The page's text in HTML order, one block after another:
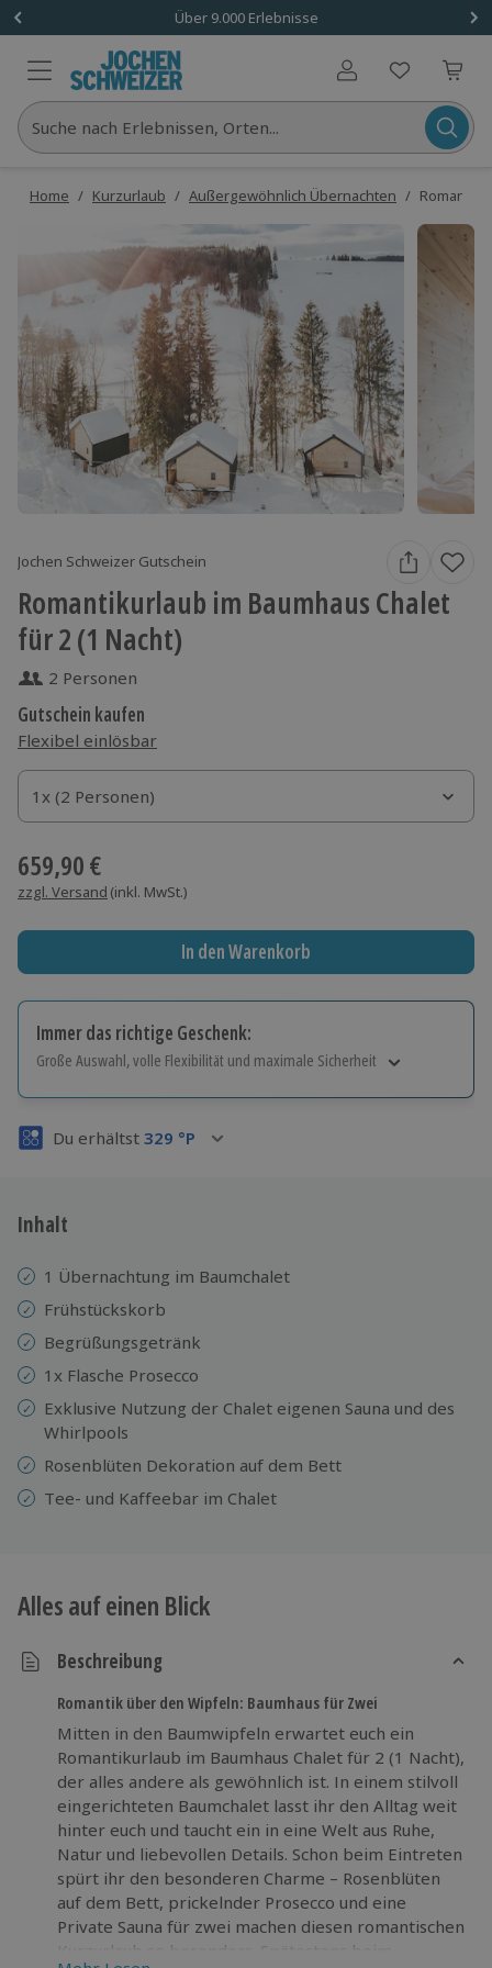
Über 9.000 Erlebnisse
Benutzerkonto
Suche nach Erlebnissen, Orten...
Home / Kurzurlaub / Außergewöhnlich Übernachten /
Jochen Schweizer Gutschein
Romantikurlaub im Baumhaus Chalet
für 2 (1 Nacht)
2 Personen
Gutschein kaufen
Flexibel einlösbar
1x (2 Personen)
1x (2 Personen)
1x (2 Personen)
659,90 €
zzgl. Versand (inkl. MwSt.)
In den Warenkorb
Immer das richtige Geschenk:
Große Auswahl, volle Flexibilität und maximale Sicherheit
Volle Flexibilität
3 Jahre gültig & verlängerbar.
Du erhältst 329 °P
Inhalt
1 Übernachtung im Baumchalet
Frühstückskorb
Begrüßungsgetränk
1x Flasche Prosecco
Exklusive Nutzung der Chalet eigenen Sauna und des
Whirlpools
Rosenblüten Dekoration auf dem Bett
Tee- und Kaffeebar im Chalet
Alles auf einen Blick
Beschreibung
Romantik über den Wipfeln: Baumhaus für Zwei
Mitten in den Baumwipfeln erwartet euch ein
Romantikurlaub im Baumhaus Chalet für 2 (1 Nacht),
der alles andere als gewöhnlich ist. In einem stilvoll
eingerichteten Baumchalet lasst ihr den Alltag weit
hinter euch und taucht ein in eine Welt aus Ruhe,
Natur und liebevollen Details. Schon beim Eintreten
spürt ihr den besonderen Charme – Rosenblüten
auf dem Bett, prickelnder Prosecco und eine
Private Sauna für zwei machen diesen romantischen
Kurzurlaub so besonders. Spätestens beim